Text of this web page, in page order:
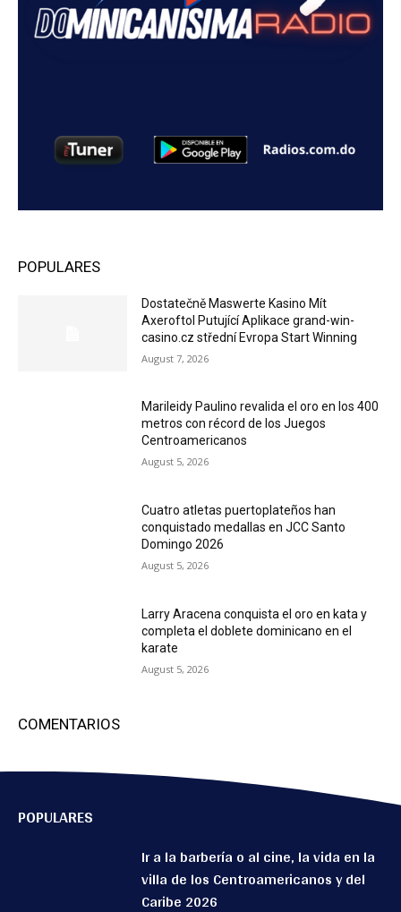
POPULARES
Dostatečně Maswerte Kasino Mít
Axeroftol Putující Aplikace grand-win-
casino.cz střední Evropa Start Winning
August 7, 2026
Marileidy Paulino revalida el oro en los 400
metros con récord de los Juegos
Centroamericanos
August 5, 2026
Cuatro atletas puertoplateños han
conquistado medallas en JCC Santo
Domingo 2026
August 5, 2026
Larry Aracena conquista el oro en kata y
completa el doblete dominicano en el
karate
August 5, 2026
COMENTARIOS
POPULARES
Ir a la barbería o al cine, la vida en la
villa de los Centroamericanos y del
Caribe 2026